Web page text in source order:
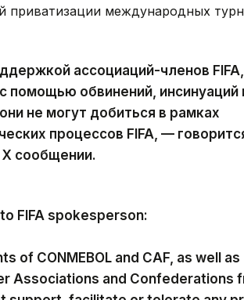
приватизации международных
ассоциаций-членов
помощью обвинений, инсинуаций
не могут добиться в рамках
процессов FIFA, —
Х сообщении.
Associations and Confederations
support, facilitate or tolerate any